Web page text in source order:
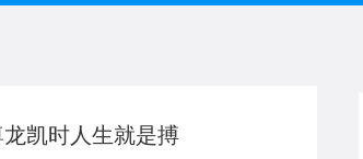
凯时人生就是搏